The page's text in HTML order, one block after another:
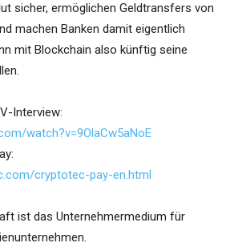
sicher, ermöglichen Geldtransfers von
machen Banken damit eigentlich
mit Blockchain also künftig seine
Interview:
watch?v=9OlaCw5aNoE
cryptotec-pay-en.html
ist das Unternehmermedium für